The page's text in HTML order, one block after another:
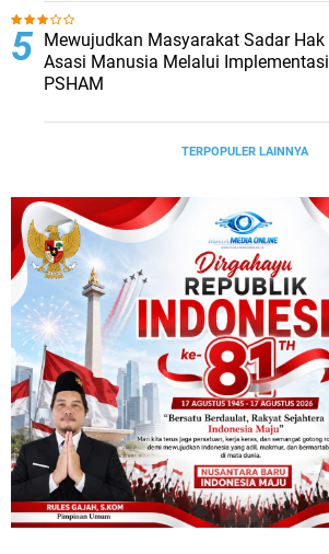
Mewujudkan Masyarakat Sadar Hak
Asasi Manusia Melalui Implementasi
PSHAM
TERPOPULER LAINNYA